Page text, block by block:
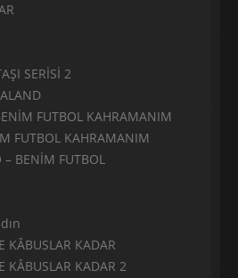
SERİSİ 2
FUTBOL KAHRAMANIM
FUTBOL KAHRAMANIM
– BENİM FUTBOL
KÂBUSLAR KADAR
KÂBUSLAR KADAR 2